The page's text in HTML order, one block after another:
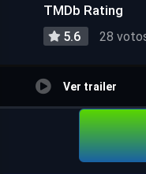
TMDb Rating
5.6 28
Ver trailer